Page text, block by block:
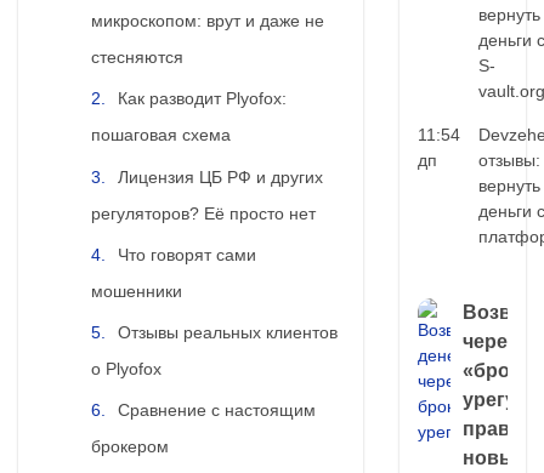
микроскопом: врут и даже не
стесняются
Как разводит Plyofox:
пошаговая схема
Лицензия ЦБ РФ и других
регуляторов? Её просто нет
Что говорят сами
мошенники
Отзывы реальных клиентов
о Plyofox
Сравнение с настоящим
брокером
вернуть
деньги с
S-
vault.org
11:54
дп
отзывы:
вернуть
деньги с
через
правда
новый